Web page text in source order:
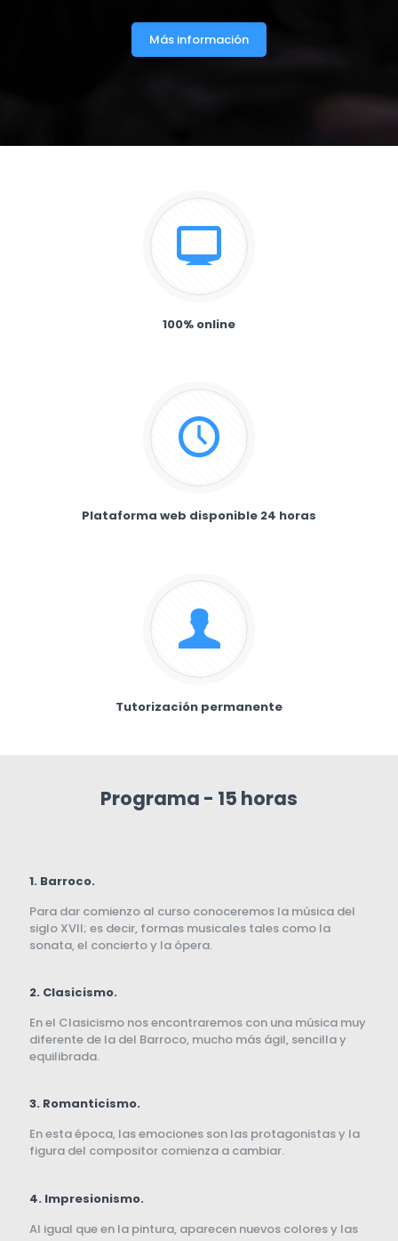
Más información
100% online
Plataforma web disponible 24 horas
Tutorización permanente
Programa - 15 horas
1. Barroco.
Para dar comienzo al curso conoceremos la música del
siglo XVII; es decir, formas musicales tales como la
sonata, el concierto y la ópera.
2. Clasicismo.
En el Clasicismo nos encontraremos con una música muy
diferente de la del Barroco, mucho más ágil, sencilla y
equilibrada.
3. Romanticismo.
En esta época, las emociones son las protagonistas y la
figura del compositor comienza a cambiar.
4. Impresionismo.
Al igual que en la pintura, aparecen nuevos colores y las